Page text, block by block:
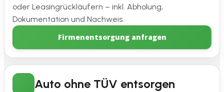
oder Leasingrückläufern – inkl. Abholung,
Dokumentation und Nachweis.
Firmenentsorgung anfragen
Auto ohne TÜV entsorgen